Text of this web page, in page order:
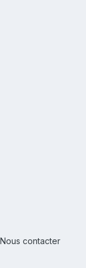
Nous contacter